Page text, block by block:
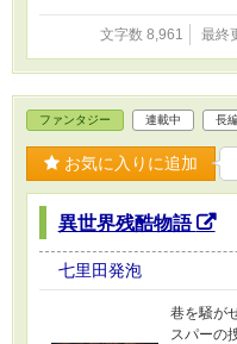
文字数 8,961 最終
ファンタジー 連載中 長
お気に入りに追加
異世界残酷物語
七里田発泡
巷を騒が
スパーの